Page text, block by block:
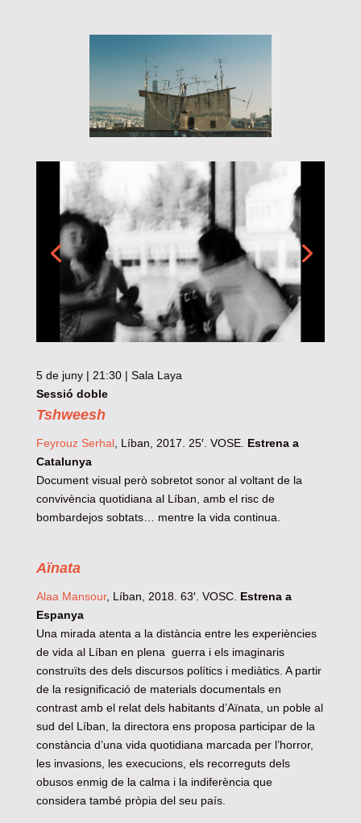
5 de juny | 21:30 | Sala Laya
Sessió doble
Tshweesh
Feyrouz Serhal, Líban, 2017. 25′. VOSE. Estrena a
Catalunya
Document visual però sobretot sonor al voltant de la
convivència quotidiana al Líban, amb el risc de
bombardejos sobtats… mentre la vida continua.
Aïnata
Alaa Mansour, Líban, 2018. 63′. VOSC. Estrena a
Espanya
Una mirada atenta a la distància entre les experiències
de vida al Líban en plena guerra i els imaginaris
construïts des dels discursos polítics i mediàtics. A partir
de la resignificació de materials documentals en
contrast amb el relat dels habitants d’Aïnata, un poble al
sud del Líban, la directora ens proposa participar de la
constància d’una vida quotidiana marcada per l’horror,
les invasions, les execucions, els recorreguts dels
obusos enmig de la calma i la indiferència que
considera també pròpia del seu país.